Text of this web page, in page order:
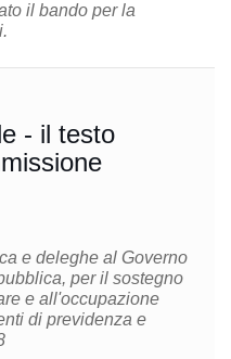
il bando per la
- il testo
e deleghe al Governo
per il sostegno
e all'occupazione
di previdenza e